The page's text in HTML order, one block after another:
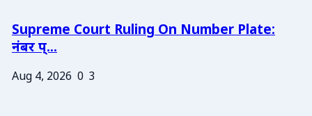
Supreme Court Ruling On Number Plate:
नंबर प्...
Aug 4, 2026 0 3